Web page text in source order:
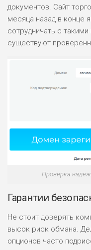
РИСКИ: СРЕДНИЕ
ДОХОД: СРЕДНИЙ
документов. Сайт
месяца назад в конце
сотрудничать с
существуют
Проверка
Гарантии
Не стоит доверять
высок риск обмана.
опционов часто